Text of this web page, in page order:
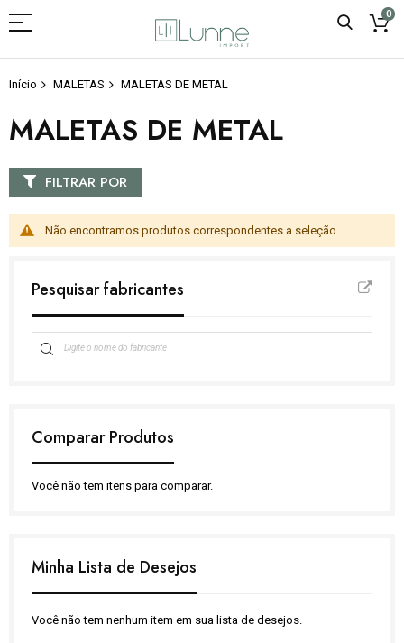
0
Início MALETAS MALETAS DE METAL
MALETAS DE METAL
Não encontramos produtos correspondentes a seleção.
FILTRAR POR
Pesquisar fabricantes
Comparar Produtos
Você não tem itens para comparar.
Minha Lista de Desejos
Você não tem nenhum item em sua lista de desejos.